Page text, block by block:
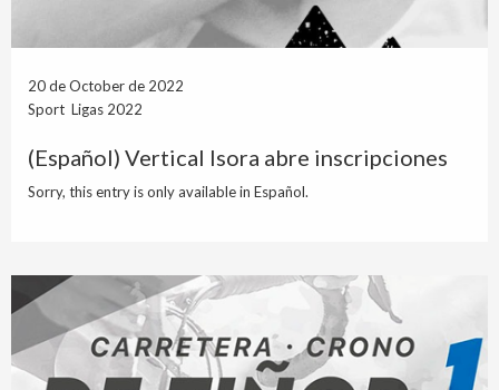
20 de October de 2022
Sport Ligas 2022
(Español) Vertical Isora abre inscripciones
Sorry, this entry is only available in Español.